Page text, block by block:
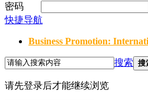
密码
快捷导航
Business Promotion:
搜索 搜
请先登录后才能继续浏览